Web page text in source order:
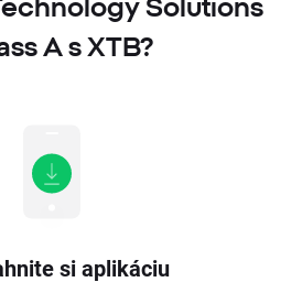
Solutions
A s XTB?
si aplikáciu